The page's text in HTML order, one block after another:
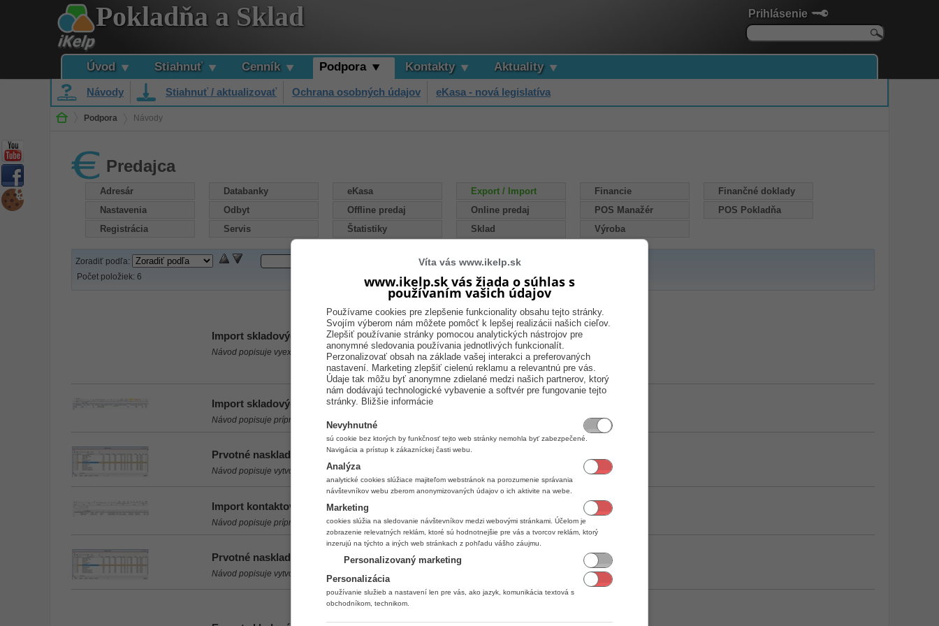
Prihlásenie
Pokladňa a Sklad
Úvod Stiahnuť Cenník Podpora Kontakty Aktuality
Návody Stiahnuť / aktualizovať Ochrana osobných údajov eKasa - nová legislatíva
Podpora Návody
Predajca
Adresár Databanky eKasa Export / Import Financie
Finančné doklady
Nastavenia
Odbyt Offline predaj Online predaj POS Manažér
POS Pokladňa
Registrácia
Servis Štatistiky Sklad Výroba
Zoradiť podľa:
Počet položiek: 6
Import skladových kariet z registračnej pokladnice ELCOM
Návod popisuje vyexportovanie kariet z registračnej pokladnice a ich import do iKelp Predajca. Viac...
Import skladových kariet zo súboru CSV
Návod popisuje prípravu súboru pre import skladových kariet z CSV
Prvotné naskladnenie tovaru - import príjemky
Návod popisuje vytvorenie prvotnej príjemky importom skladových kariet z CSV súboru.
Import kontaktov zo súboru CSV
Návod popisuje prípravu súboru pre import kontaktov z CSVViac...
Prvotné naskladnenie tovaru - import príjemky
Návod popisuje vytvorenie prvotnej príjemky importom skladových kariet z CSV súboru.
Víta vás www.ikelp.sk
www.ikelp.sk vás žiada o súhlas s
používaním vašich údajov
Používame cookies pre zlepšenie funkcionality obsahu tejto stránky.
Svojím výberom nám môžete pomôcť k lepšej realizácii našich cieľov.
Zlepšiť používanie stránky pomocou analytických nástrojov pre
anonymné sledovania používania jednotlivých funkcionalít.
Perzonalizovať obsah na základe vašej interakci a preferovaných
nastavení. Marketing zlepšiť cielenú reklamu a relevantnú pre vás.
Údaje tak môžu byť anonymne zdielané medzi našich partnerov, ktorý
nám dodávajú technologické vybavenie a softvér pre fungovanie tejto
stránky. Bližšie informácie
Nevyhnutné
sú cookie bez ktorých by funkčnosť tejto web stránky nemohla byť zabezpečené.
Navigácia a prístup k zákazníckej časti webu.
Analýza
analytické cookies slúžiace majiteľom webstránok na porozumenie správania
návštevníkov webu zberom anonymizovaných údajov o ich aktivite na webe.
Marketing
cookies slúžia na sledovanie návštevníkov medzi webovými stránkami. Účelom je
zobrazenie relevatných reklám, ktoré sú hodnotnejšie pre vás a tvorcov reklám, ktorý
inzerujú na týchto a iných web stránkach z pohľadu vášho záujmu.
Personalizovaný marketing
Personalizácia
používanie služieb a nastavení len pre vás, ako jazyk, komunikácia textová s
obchodníkom, technikom.